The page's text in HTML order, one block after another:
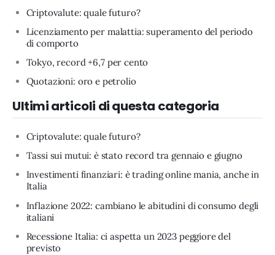
Criptovalute: quale futuro?
Licenziamento per malattia: superamento del periodo
di comporto
Tokyo, record +6,7 per cento
Quotazioni: oro e petrolio
Ultimi articoli di questa categoria
Criptovalute: quale futuro?
Tassi sui mutui: è stato record tra gennaio e giugno
Investimenti finanziari: è trading online mania, anche in
Italia
Inflazione 2022: cambiano le abitudini di consumo degli
italiani
Recessione Italia: ci aspetta un 2023 peggiore del
previsto